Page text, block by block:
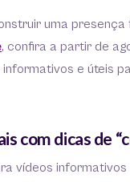
uma
, confira a partir de
e úteis
com dicas de
vídeos informativos